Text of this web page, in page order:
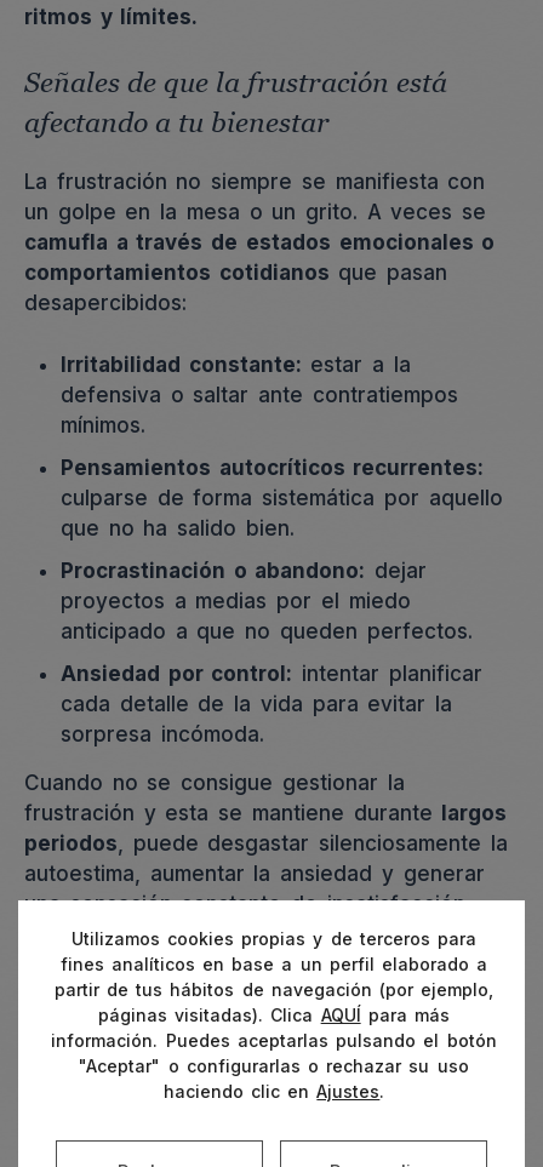
ritmos y límites.
Señales de que la frustración está
afectando a tu bienestar
La frustración no siempre se manifiesta con
un golpe en la mesa o un grito. A veces se
camufla a través de estados emocionales o
comportamientos cotidianos que pasan
desapercibidos:
Irritabilidad constante: estar a la
defensiva o saltar ante contratiempos
mínimos.
Pensamientos autocríticos recurrentes:
culparse de forma sistemática por aquello
que no ha salido bien.
Procrastinación o abandono: dejar
proyectos a medias por el miedo
anticipado a que no queden perfectos.
Ansiedad por control: intentar planificar
cada detalle de la vida para evitar la
sorpresa incómoda.
Cuando no se consigue gestionar la
frustración y esta se mantiene durante largos
periodos , puede desgastar silenciosamente la
autoestima, aumentar la ansiedad y generar
una sensación constante de insatisfacción.
Utilizamos cookies propias y de terceros para
fines analíticos en base a un perfil elaborado a
partir de tus hábitos de navegación (por ejemplo,
páginas visitadas). Clica AQUÍ para más
información. Puedes aceptarlas pulsando el botón
"Aceptar" o configurarlas o rechazar su uso
haciendo clic enAjustes.